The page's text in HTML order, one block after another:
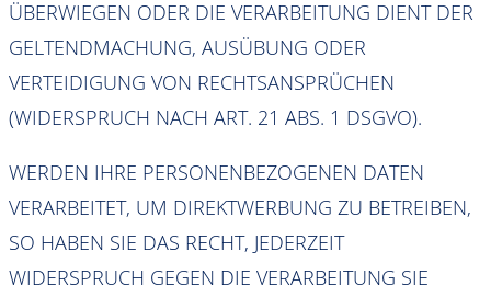
ÜBERWIEGEN ODER DIE VERARBEITUNG DIENT DER
GELTENDMACHUNG, AUSÜBUNG ODER
VERTEIDIGUNG VON RECHTSANSPRÜCHEN
(WIDERSPRUCH NACH ART. 21 ABS. 1 DSGVO).
WERDEN IHRE PERSONENBEZOGENEN DATEN
VERARBEITET, UM DIREKTWERBUNG ZU BETREIBEN,
SO HABEN SIE DAS RECHT, JEDERZEIT
WIDERSPRUCH GEGEN DIE VERARBEITUNG SIE